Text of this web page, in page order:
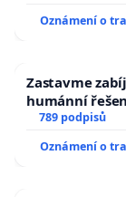
Oznámení o
Zastavme
humánní
789 podpisů
Oznámení o